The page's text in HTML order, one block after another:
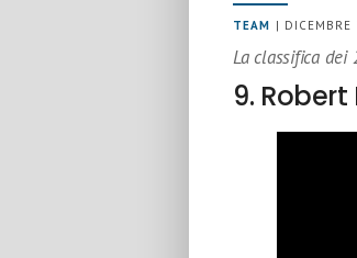
TEAM | DICEMBRE
La classifica
9.